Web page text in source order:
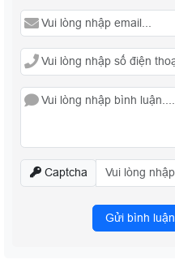
Captcha
Gửi bình luận